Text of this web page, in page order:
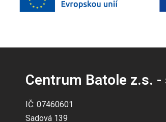
Centrum Batole z.s. -
IČ: 07460601
Sadová 139